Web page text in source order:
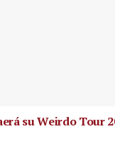
su Weirdo Tour